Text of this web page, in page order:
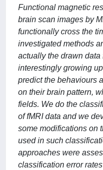
Functional magnetic
brain scan images by
functionally cross the
investigated methods
actually the drawn data
interestingly growing
predict the behaviours
on their brain pattern,
fields. We do the
of fMRI data and we
some modifications on
used in such
approaches were
classification error